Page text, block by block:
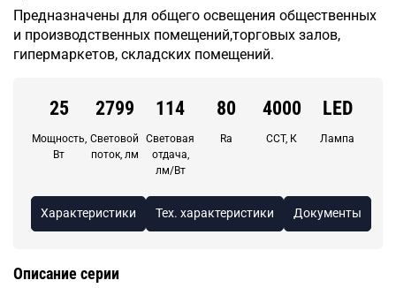
Предназначены для общего освещения общественных
и производственных помещений,торговых залов,
гипермаркетов, складских помещений.
25
Мощность,
Вт
2799
Световой
поток, лм
114
Световая
отдача,
лм/Вт
80
Ra
4000
CCT, К
LED
Лампа
Характеристики Тех. характеристики Документы
Описание серии